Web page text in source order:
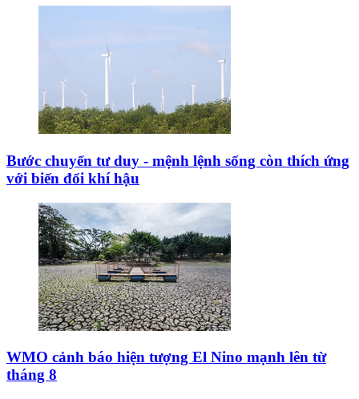
Bước chuyển tư duy - mệnh lệnh sống còn thích ứng
với biến đổi khí hậu
WMO cảnh báo hiện tượng El Nino mạnh lên từ
tháng 8